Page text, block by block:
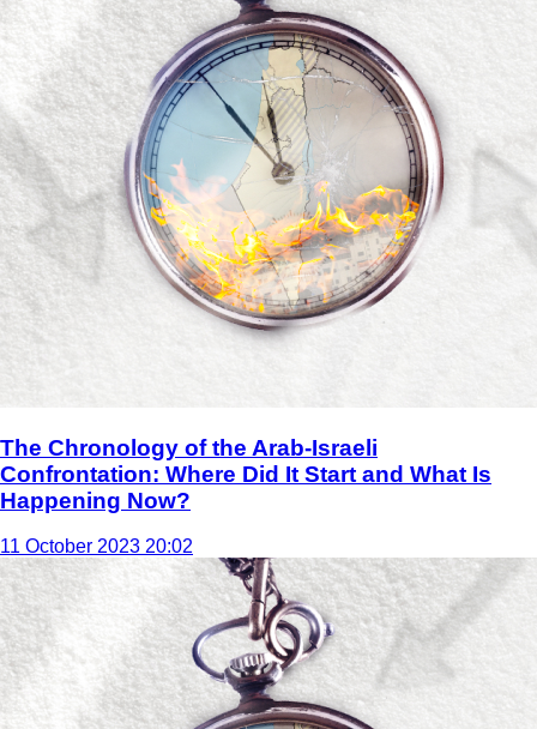
The Chronology of the Arab-Israeli
Confrontation: Where Did It Start and What Is
Happening Now?
11 October 2023 20:02